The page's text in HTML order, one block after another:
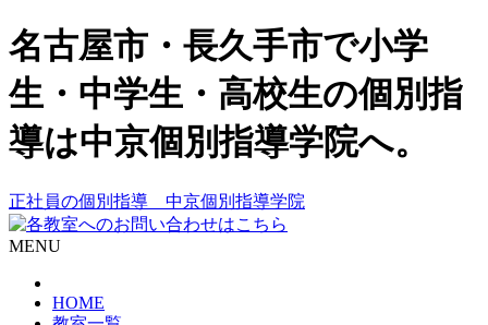
名古屋市・長久手市で小学
生・中学生・高校生の個別指
導は中京個別指導学院へ。
正社員の個別指導 中京個別指導学院
MENU
HOME